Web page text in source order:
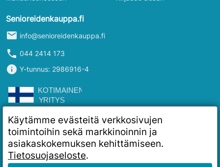
Senioreidenkauppa.fi
mail info@senioreidenkauppa.fi
phone 044 2414 173
info Y-tunnus: 2986916-4
Käytämme evästeitä verkkosivujen
toimintoihin sekä markkinoinnin ja
asiakaskokemuksen kehittämiseen.
Tietosuojaseloste.